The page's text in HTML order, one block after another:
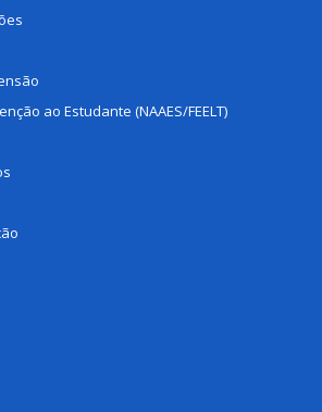
ao Estudante (NAAES/FEELT)